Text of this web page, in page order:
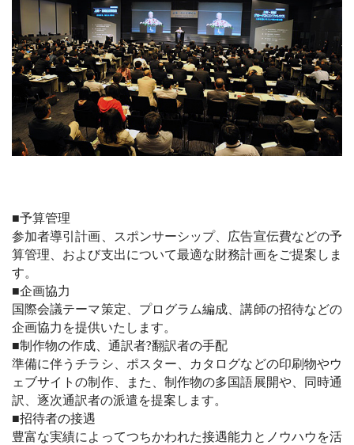
■予算管理
参加者導引計画、スポンサーシップ、広告宣伝費などの予
算管理、および支出について最適な財務計画をご提案しま
す。
■企画協力
国際会議テーマ策定、プログラム編成、講師の招待などの
企画協力を提供いたします。
■制作物の作成、通訳者?翻訳者の手配
準備に伴うチラシ、ポスター、カタログなどの印刷物やウ
ェブサイトの制作、また、制作物の多国語展開や、同時通
訳、逐次通訳者の派遣を提案します。
■招待者の接遇
豊富な実績によってつちかわれた接遇能力とノウハウを活